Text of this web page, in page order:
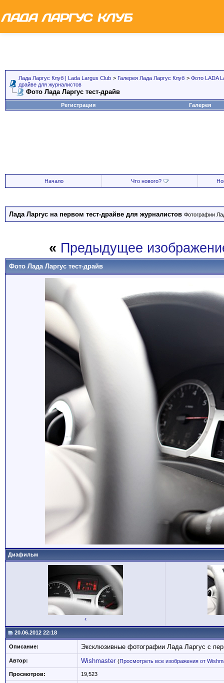
Лада Ларгус Клуб | Lada Largus Club > Галерея Лада Ларгус Клуб > Фото LADA
драйве для журналистов
Фото Лада Ларгус тест-драйв
Регистрация Галерея
Начало Что нового?
Лада Ларгус на первом тест-драйве для журналистов Фотографии
« Предыдущее
Фото Лада Ларгус тест-драйв
Диафильм
‹
20.06.2012 22:18
Описание: Эксклюзивные фотографии Лада Ларгус с
Автор: Wishmaster (Просмотреть все изображения от
Просмотров: 19,523